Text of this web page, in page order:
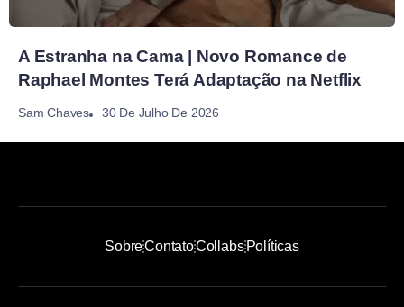
A Estranha na Cama | Novo Romance de
Raphael Montes Terá Adaptação na Netflix
Sam Chaves 30 De Julho De 2026
SobreContatoCollabsPolíticas